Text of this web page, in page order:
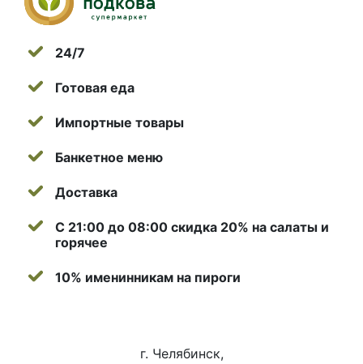
24/7
Готовая еда
Импортные товары
Банкетное меню
Доставка
С 21:00 до 08:00 скидка 20% на салаты и
горячее
10% именинникам на пироги
г. Челябинск,